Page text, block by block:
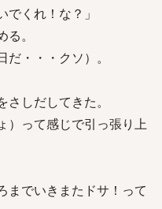
でくれ！な？」
。
だ・・・クソ）。
しだしてきた。
）って感じで引っ張り上
までいきまたドサ！って